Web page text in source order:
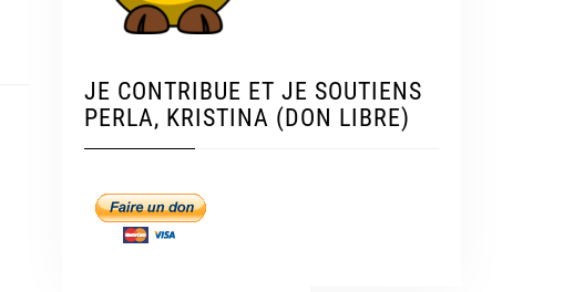
JE CONTRIBUE ET JE SOUTIENS
PERLA, KRISTINA (DON LIBRE)